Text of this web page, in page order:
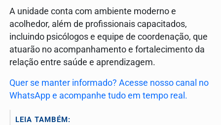
A unidade conta com ambiente moderno e
acolhedor, além de profissionais capacitados,
incluindo psicólogos e equipe de coordenação, que
atuarão no acompanhamento e fortalecimento da
relação entre saúde e aprendizagem.
Quer se manter informado? Acesse nosso canal no
WhatsApp e acompanhe tudo em tempo real.
LEIA TAMBÉM: